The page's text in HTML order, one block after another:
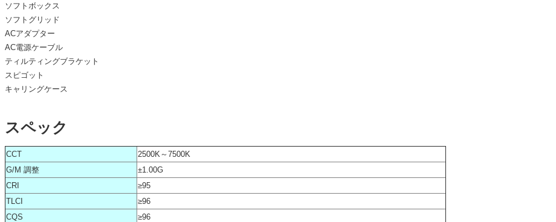
ソフトボックス
ソフトグリッド
ACアダプター
AC電源ケーブル
ティルティングブラケット
スピゴット
キャリングケース
スペック
CCT
2500K～7500K
G/M 調整
±1.00G
CRI
≥95
TLCI
≥96
CQS
≥96